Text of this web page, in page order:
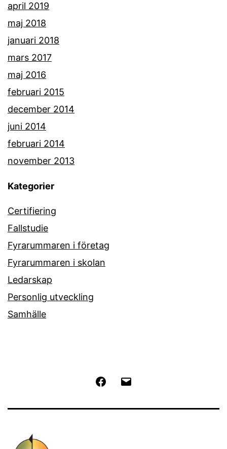
april 2019
maj 2018
januari 2018
mars 2017
maj 2016
februari 2015
december 2014
juni 2014
februari 2014
november 2013
Kategorier
Certifiering
Fallstudie
Fyrarummaren i företag
Fyrarummaren i skolan
Ledarskap
Personlig utveckling
Samhälle
Facebook